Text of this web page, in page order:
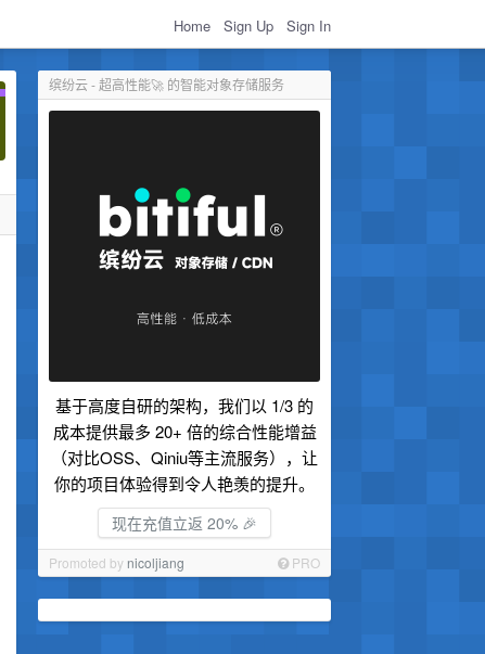
Home Sign Up Sign In
缤纷云 - 超高性能🚀 的智能对象存储服务
基于高度自研的架构，我们以 1/3 的
成本提供最多 20+ 倍的综合性能增益
（对比OSS、Qiniu等主流服务），让
你的项目体验得到令人艳羡的提升。
现在充值立返 20% 🎉
Promoted by nicoljiang PRO